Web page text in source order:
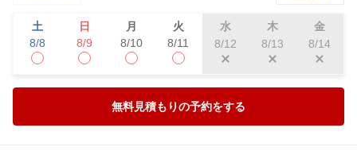
土
8/8
日
8/9
月
8/10
火
8/11
水
8/12
木
8/13
金
8/14
無料見積もりの予約をする